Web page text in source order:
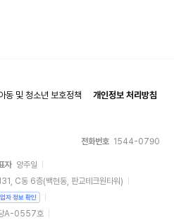
동 및 청소년 보호정책
개인정보 처리방침
전화번호 1544-0790
자 양주일
C동 6층(백현동, 판교테크원타워)
자 정보 확인
A-0557호